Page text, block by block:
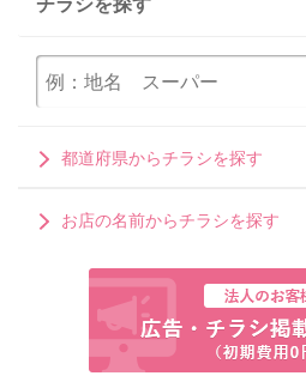
都道府県からチラシを探す
お店の名前からチラシを探す